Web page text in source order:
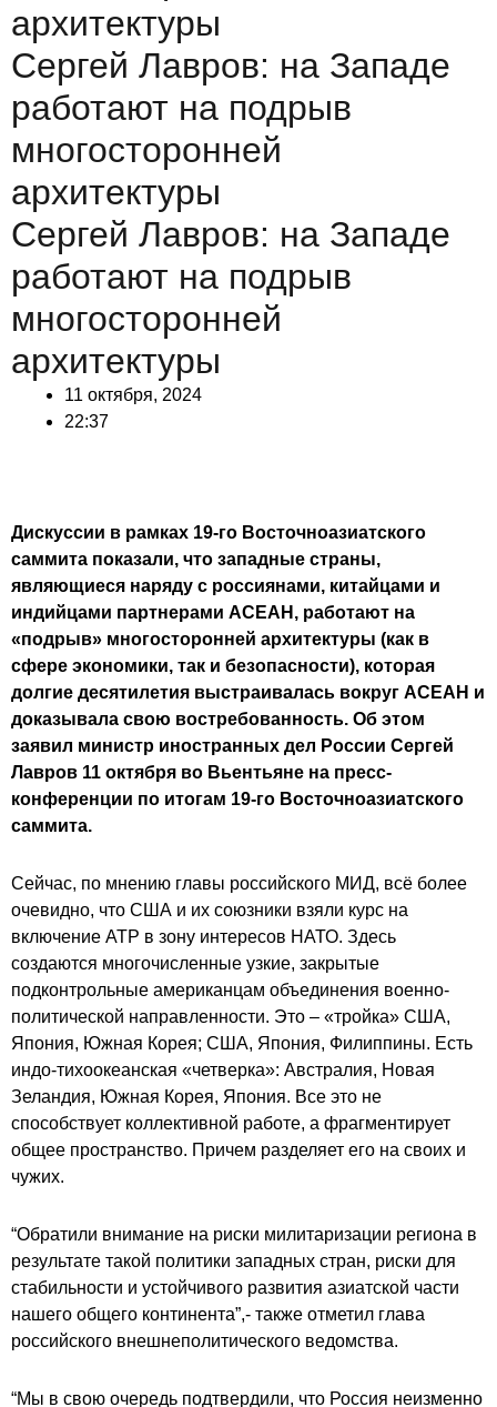
архитектуры
Сергей Лавров: на Западе
работают на подрыв
многосторонней
архитектуры
Сергей Лавров: на Западе
работают на подрыв
многосторонней
архитектуры
11 октября, 2024
22:37
Дискуссии в рамках 19-го Восточноазиатского
саммита показали, что западные страны,
являющиеся наряду с россиянами, китайцами и
индийцами партнерами АСЕАН, работают на
«подрыв» многосторонней архитектуры (как в
сфере экономики, так и безопасности), которая
долгие десятилетия выстраивалась вокруг АСЕАН и
доказывала свою востребованность. Об этом
заявил министр иностранных дел России Сергей
Лавров 11 октября во Вьентьяне на пресс-
конференции по итогам 19-го Восточноазиатского
саммита.
Сейчас, по мнению главы российского МИД, всё более
очевидно, что США и их союзники взяли курс на
включение АТР в зону интересов НАТО. Здесь
создаются многочисленные узкие, закрытые
подконтрольные американцам объединения военно-
политической направленности. Это – «тройка» США,
Япония, Южная Корея; США, Япония, Филиппины. Есть
индо-тихоокеанская «четверка»: Австралия, Новая
Зеландия, Южная Корея, Япония. Все это не
способствует коллективной работе, а фрагментирует
общее пространство. Причем разделяет его на своих и
чужих.
“Обратили внимание на риски милитаризации региона в
результате такой политики западных стран, риски для
стабильности и устойчивого развития азиатской части
нашего общего континента”,- также отметил глава
российского внешнеполитического ведомства.
“Мы в свою очередь подтвердили, что Россия неизменно